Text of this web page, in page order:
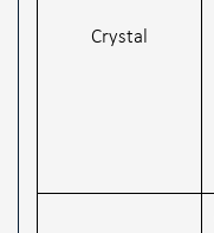
Crystal